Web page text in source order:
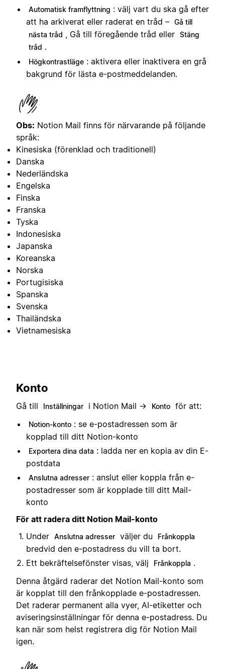
Automatisk framflyttning : välj vart du ska gå efter
att ha arkiverat eller raderat en tråd – Gå till
nästa tråd
, Gå till föregående tråd eller Stäng
tråd .
Högkontrastläge : aktivera eller inaktivera en grå
bakgrund för lästa e-postmeddelanden.
Obs: Notion Mail finns för närvarande på följande
språk:
Kinesiska (förenklad och traditionell)
Danska
Nederländska
Engelska
Finska
Franska
Tyska
Indonesiska
Japanska
Koreanska
Norska
Portugisiska
Spanska
Svenska
Thailändska
Vietnamesiska
Konto
Gå till Inställningar i Notion Mail → Konto för att:
Notion-konto : se e-postadressen som är
kopplad till ditt Notion-konto
Exportera dina data : ladda ner en kopia av din E-
postdata
Anslutna adresser : anslut eller koppla från e-
postadresser som är kopplade till ditt Mail-
konto
För att radera ditt Notion Mail-konto
Under Anslutna adresser väljer du Frånkoppla
bredvid den e-postadress du vill ta bort.
Ett bekräftelsefönster visas, välj
Frånkoppla .
Denna åtgärd raderar det Notion Mail-konto som
är kopplat till den frånkopplade e-postadressen.
Det raderar permanent alla vyer, AI-etiketter och
aviseringsinställningar för denna e-postadress. Du
kan när som helst registrera dig för Notion Mail
igen.